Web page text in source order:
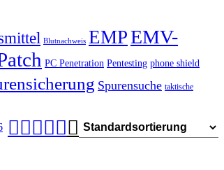
Blutnachweis EMPEMV-
PC Penetration Pentesting phone shield
Spurensuche taktische